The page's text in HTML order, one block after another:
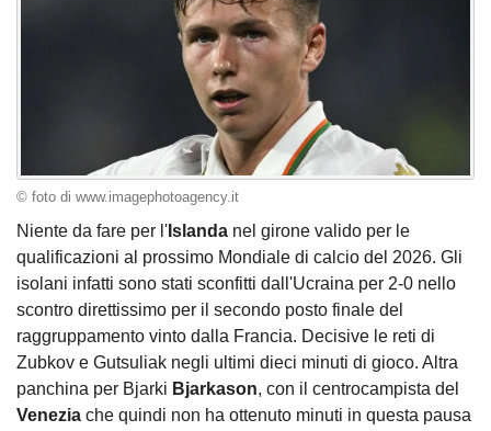
© foto di www.imagephotoagency.it
Niente da fare per l' Islanda nel girone valido per le
qualificazioni al prossimo Mondiale di calcio del 2026. Gli
isolani infatti sono stati sconfitti dall'Ucraina per 2-0 nello
scontro direttissimo per il secondo posto finale del
raggruppamento vinto dalla Francia. Decisive le reti di
Zubkov e Gutsuliak negli ultimi dieci minuti di gioco. Altra
panchina per Bjarki Bjarkason, con il centrocampista del
Venezia che quindi non ha ottenuto minuti in questa pausa